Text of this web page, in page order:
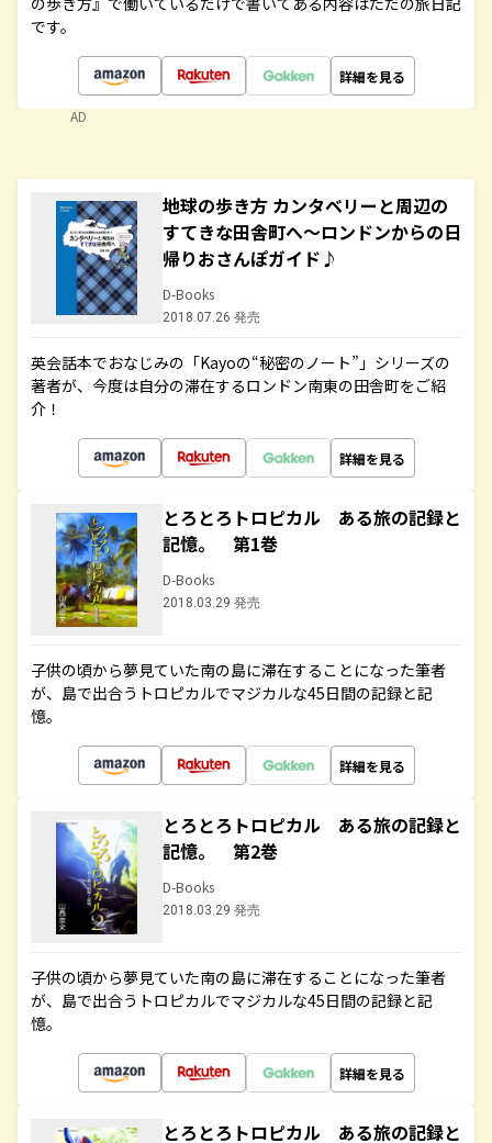
です。
詳細を見る
AD
地球の歩き方 カンタベリーと周辺の
すてきな田舎町へ～ロンドンからの日
帰りおさんぽガイド♪
D-Books
2018.07.26 発売
英会話本でおなじみの「Kayoの“秘密のノート”」シリーズの
著者が、今度は自分の滞在するロンドン南東の田舎町をご紹
介！
詳細を見る
とろとろトロピカル ある旅の記録と
記憶。 第1巻
D-Books
2018.03.29 発売
子供の頃から夢見ていた南の島に滞在することになった筆者
が、島で出合うトロピカルでマジカルな45日間の記録と記
憶。
詳細を見る
とろとろトロピカル ある旅の記録と
記憶。 第2巻
D-Books
2018.03.29 発売
子供の頃から夢見ていた南の島に滞在することになった筆者
が、島で出合うトロピカルでマジカルな45日間の記録と記
憶。
詳細を見る
とろとろトロピカル ある旅の記録と